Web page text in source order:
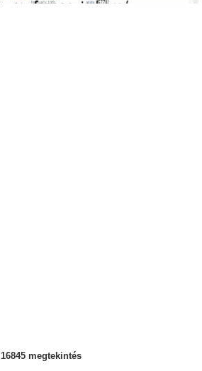
16845 megtekintés